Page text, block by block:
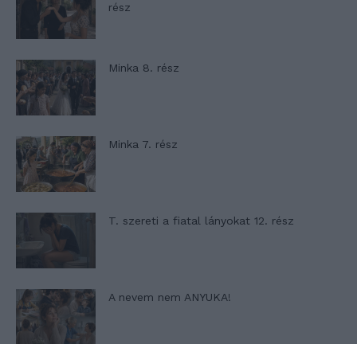
rész
Minka 8. rész
Minka 7. rész
T. szereti a fiatal lányokat 12. rész
A nevem nem ANYUKA!